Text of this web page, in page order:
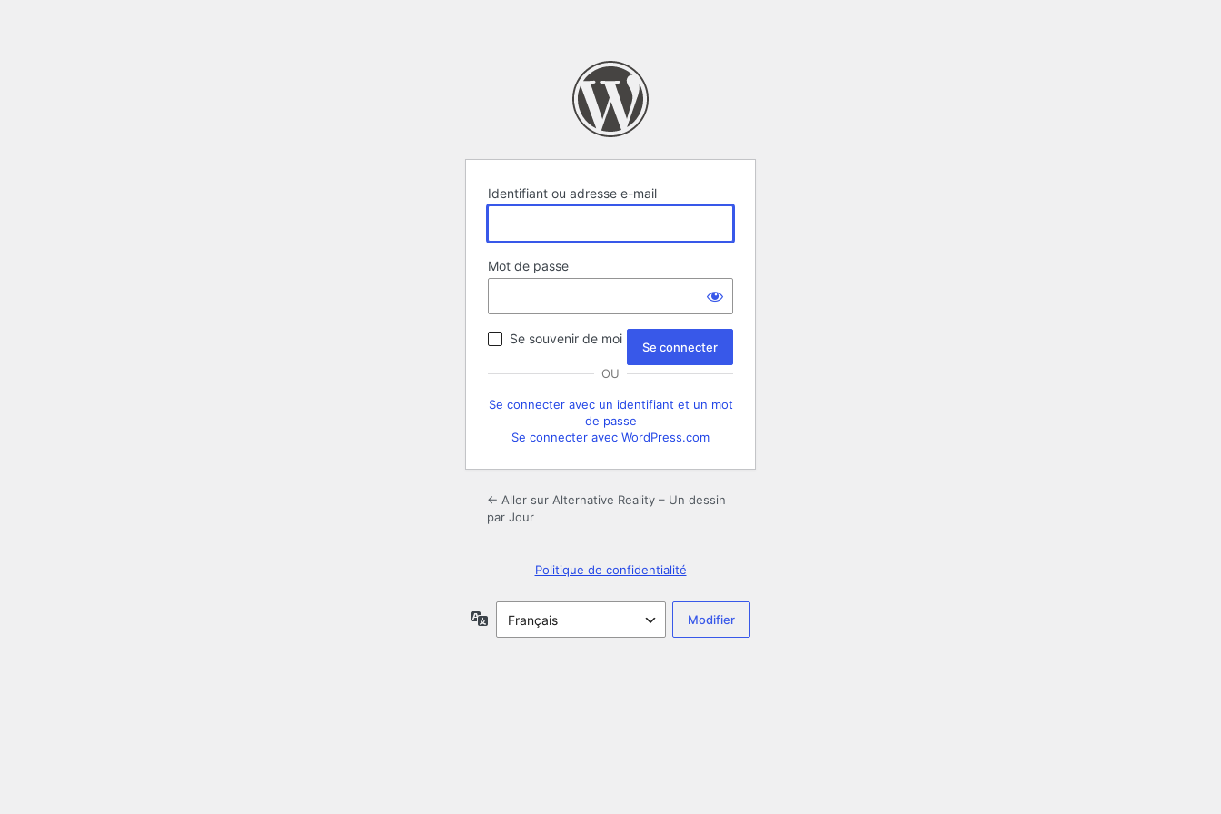
Identifiant ou adresse e-mail
Mot de passe
Se souvenir de moi
OU
Se connecter avec un identifiant et un mot
de passe
Se connecter avec WordPress.com
← Aller sur Alternative Reality – Un dessin
par Jour
Politique de confidentialité
Langue